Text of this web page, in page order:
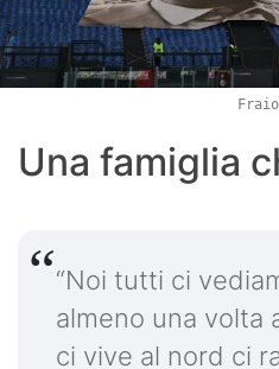
Una famiglia
“Noi tutti ci
almeno una volta
ci vive al nord ci